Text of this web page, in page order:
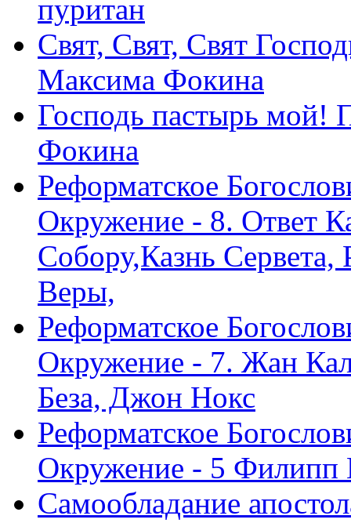
пуритан
Свят, Свят, Свят
Максима Фокина
Господь пастырь мой!
Фокина
Реформатское
Окружение - 8. Ответ
Собору,Казнь Сервета,
Веры,
Реформатское
Окружение - 7. Жан
Беза, Джон Нокс
Реформатское
Окружение - 5 Филипп
Самообладание